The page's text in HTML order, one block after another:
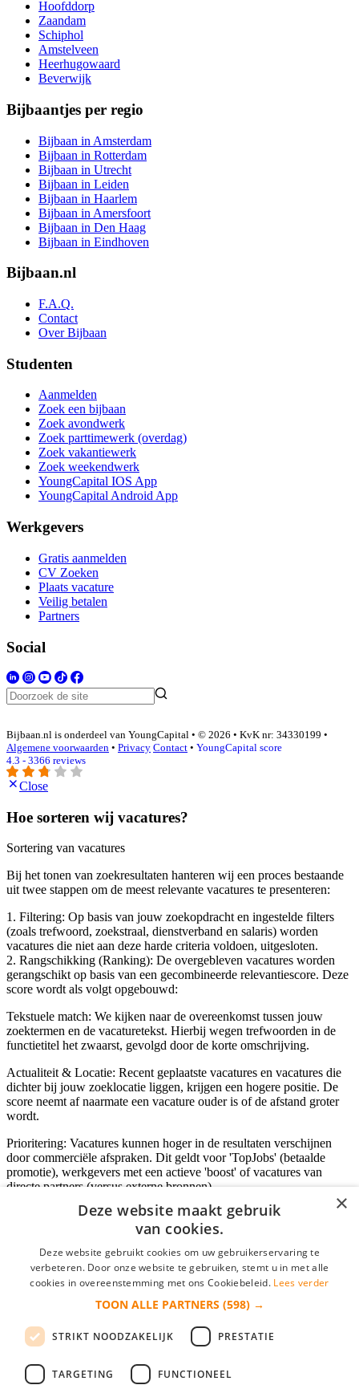
Hoofddorp
Zaandam
Schiphol
Amstelveen
Heerhugowaard
Beverwijk
Bijbaantjes per regio
Bijbaan in Amsterdam
Bijbaan in Rotterdam
Bijbaan in Utrecht
Bijbaan in Leiden
Bijbaan in Haarlem
Bijbaan in Amersfoort
Bijbaan in Den Haag
Bijbaan in Eindhoven
Bijbaan.nl
F.A.Q.
Contact
Over Bijbaan
Studenten
Aanmelden
Zoek een bijbaan
Zoek avondwerk
Zoek parttimewerk (overdag)
Zoek vakantiewerk
Zoek weekendwerk
YoungCapital IOS App
YoungCapital Android App
Werkgevers
Gratis aanmelden
CV Zoeken
Plaats vacature
Veilig betalen
Partners
Social
Bijbaan.nl is onderdeel van YoungCapital • © 2026 • KvK nr: 34330199 •
Algemene voorwaarden • Privacy Contact • YoungCapital score
4.3 - 3366 reviews
Close
Hoe sorteren wij vacatures?
Sortering van vacatures
Bij het tonen van zoekresultaten hanteren wij een proces bestaande
uit twee stappen om de meest relevante vacatures te presenteren:
1. Filtering: Op basis van jouw zoekopdracht en ingestelde filters
(zoals trefwoord, zoekstraal, dienstverband en salaris) worden
vacatures die niet aan deze harde criteria voldoen, uitgesloten.
2. Rangschikking (Ranking): De overgebleven vacatures worden
gerangschikt op basis van een gecombineerde relevantiescore. Deze
score wordt als volgt opgebouwd:
Tekstuele match: We kijken naar de overeenkomst tussen jouw
zoektermen en de vacaturetekst. Hierbij wegen trefwoorden in de
functietitel het zwaarst, gevolgd door de korte omschrijving.
Actualiteit & Locatie: Recent geplaatste vacatures en vacatures die
dichter bij jouw zoeklocatie liggen, krijgen een hogere positie. De
score neemt af naarmate een vacature ouder is of de afstand groter
wordt.
Prioritering: Vacatures kunnen hoger in de resultaten verschijnen
door commerciële afspraken. Dit geldt voor 'TopJobs' (betaalde
promotie), werkgevers met een actieve 'boost' of vacatures van
directe partners (versus externe bronnen).
Inloggen als bedrijf
*
login gegevens onthouden
login
×
Deze website maakt gebruik
van cookies.
Deze website gebruikt cookies om uw gebruikerservaring te
verbeteren. Door onze website te gebruiken, stemt u in met alle
cookies in overeenstemming met ons Cookiebeleid. Lees verder
TOON ALLE PARTNERS (598) →
STRIKT NOODZAKELIJK PRESTATIE
TARGETING FUNCTIONEEL